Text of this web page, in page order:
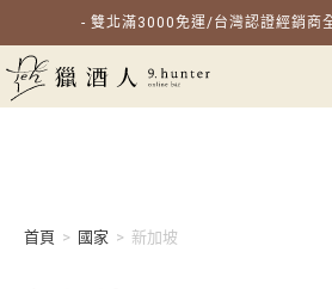
- 雙北滿3000免運/台灣認證經銷商
首頁 > 國家 > 新加坡